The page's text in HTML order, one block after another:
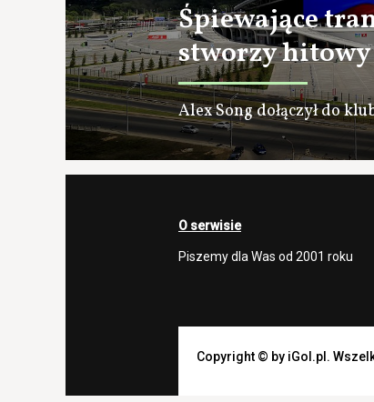
Śpiewające
stworzy hitowy
Alex Song dołączył do
O serwisie
Piszemy dla Was od 2001 roku
Copyright © by iGol.pl.